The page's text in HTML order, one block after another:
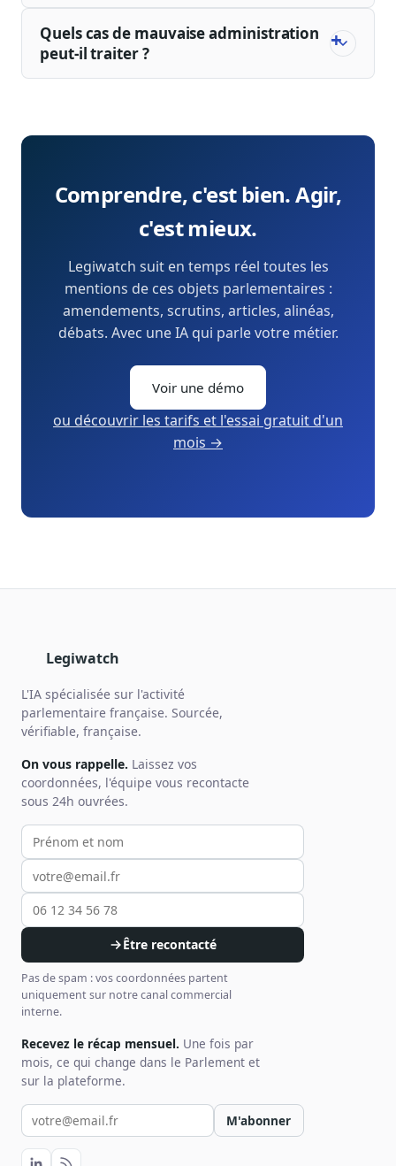
Quels cas de mauvaise administration
peut-il traiter ?
Comprendre, c'est bien. Agir,
c'est mieux.
Legiwatch suit en temps réel toutes les
mentions de ces objets parlementaires :
amendements, scrutins, articles, alinéas,
débats. Avec une IA qui parle votre métier.
Voir une démo
ou découvrir les tarifs et l'essai gratuit d'un
mois →
Legiwatch
L'IA spécialisée sur l'activité
parlementaire française. Sourcée,
vérifiable, française.
On vous rappelle. Laissez vos
coordonnées, l'équipe vous recontacte
sous 24h ouvrées.
Votre prénom et nom
Votre email
Votre téléphone
Être recontacté
Pas de spam : vos coordonnées partent
uniquement sur notre canal commercial
interne.
Recevez le récap mensuel. Une fois par
mois, ce qui change dans le Parlement et
sur la plateforme.
Votre email pour la newsletter
M'abonner